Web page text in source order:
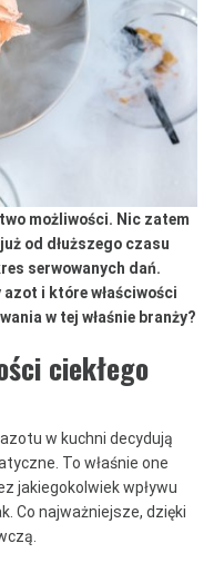
możliwości. Nic zatem
od dłuższego czasu
serwowanych dań.
i które właściwości
w tej właśnie branży?
ciekłego
w kuchni decydują
To właśnie one
jakiegokolwiek wpływu
Co najważniejsze, dzięki